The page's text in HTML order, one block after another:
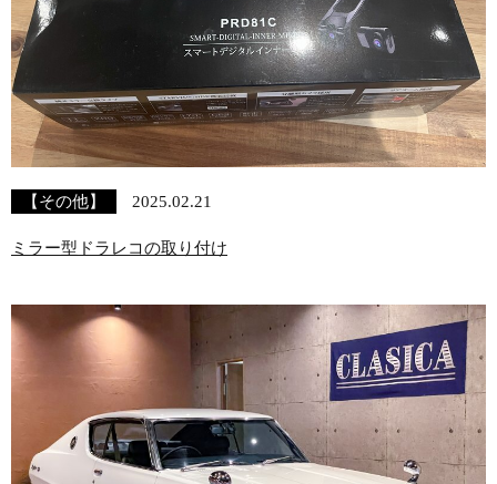
【その他】 2025.02.21
ミラー型ドラレコの取り付け